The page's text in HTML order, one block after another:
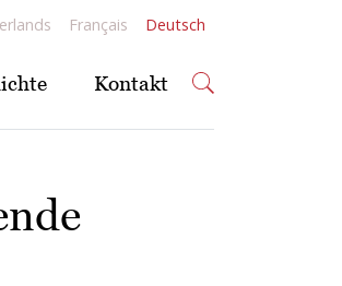
Français Deutsch
Kontakt